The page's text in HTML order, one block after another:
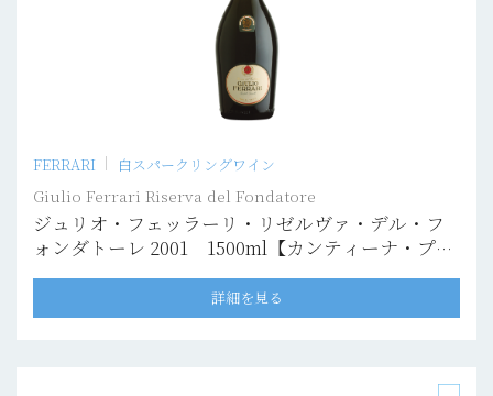
FERRARI 白スパークリングワイン
Giulio Ferrari Riserva del Fondatore
ジュリオ・フェッラーリ・リゼルヴァ・デル・フ
ォンダトーレ 2001 1500ml【カンティーナ・プリ
詳細を見る